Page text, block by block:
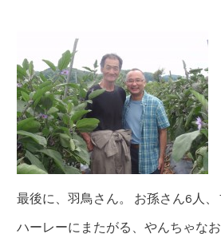
最後に、羽鳥さん。 お孫さん6人
ハーレーにまたがる、やんちゃな